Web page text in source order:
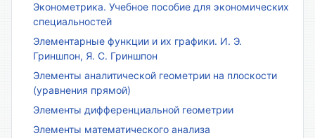
Эконометрика. Учебное пособие для экономических
специальностей
Элементарные функции и их графики. И. Э.
Гриншпон, Я. С. Гриншпон
Элементы аналитической геометрии на плоскости
(уравнения прямой)
Элементы дифференциальной геометрии
Элементы математического анализа